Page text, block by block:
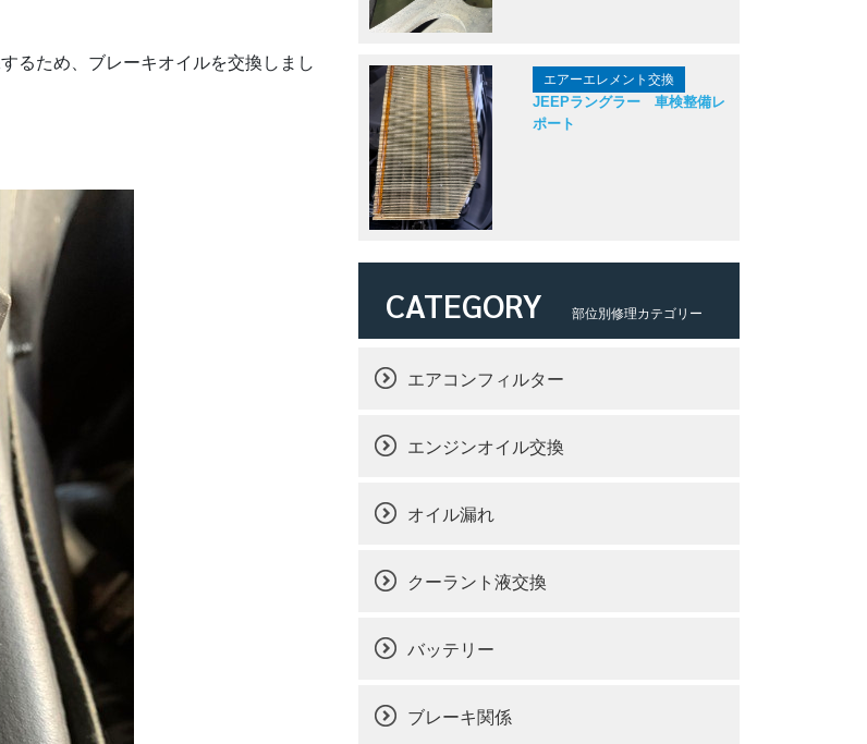
るため、ブレーキオイルを交換しまし
エアーエレメント交換
JEEPラングラー 車検整備レ
ポート
CATEGORY 部位別修理カテゴリー
エアコンフィルター
エンジンオイル交換
オイル漏れ
クーラント液交換
バッテリー
ブレーキ関係